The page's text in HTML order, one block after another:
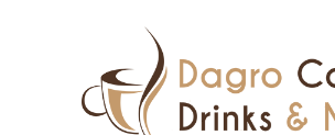
Zum Hauptinhalt springen